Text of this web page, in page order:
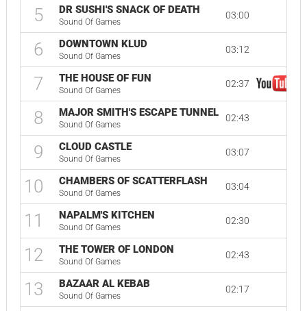
5 DR SUSHI'S SNACK OF DEATH
Sound Of Games
03:00
6 DOWNTOWN KLUD
Sound Of Games
03:12
7 THE HOUSE OF FUN
Sound Of Games
02:37
8 MAJOR SMITH'S ESCAPE TUNNEL
Sound Of Games
02:43
9 CLOUD CASTLE
Sound Of Games
03:07
10 CHAMBERS OF SCATTERFLASH
Sound Of Games
03:04
11 NAPALM'S KITCHEN
Sound Of Games
02:30
12 THE TOWER OF LONDON
Sound Of Games
02:43
13 BAZAAR AL KEBAB
Sound Of Games
02:17